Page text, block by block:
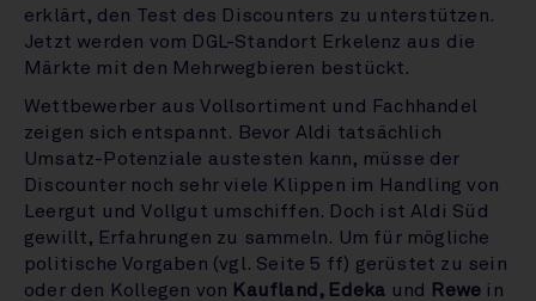
erklärt, den Test des Discounters zu unterstützen.
Jetzt werden vom DGL-Standort Erkelenz aus die
Märkte mit den Mehrwegbieren bestückt.
Wettbewerber aus Vollsortiment und Fachhandel
zeigen sich entspannt. Bevor Aldi tatsächlich
Umsatz-Potenziale austesten kann, müsse der
Discounter noch sehr viele Klippen im Handling von
Leergut und Vollgut umschiffen. Doch ist Aldi Süd
gewillt, Erfahrungen zu sammeln. Um für mögliche
politische Vorgaben (vgl. Seite 5 ff) gerüstet zu sein
oder den Kollegen von Kaufland, Edeka und Rewe in